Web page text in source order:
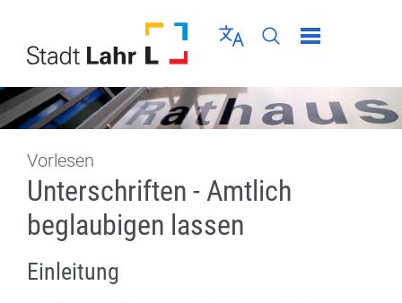
Sprache wählen
Seiten-Suche
Menü schließen
Vorlesen
Unterschriften - Amtlich
beglaubigen lassen
Einleitung